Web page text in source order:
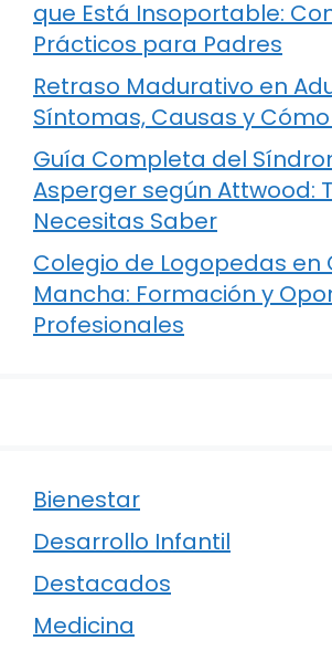
que Está Insoportable:
Prácticos para Padres
Retraso Madurativo en
Síntomas, Causas y
Guía Completa del
Asperger según Attwood:
Necesitas Saber
Colegio de Logopedas en
Mancha: Formación y
Profesionales
Bienestar
Desarrollo Infantil
Destacados
Medicina